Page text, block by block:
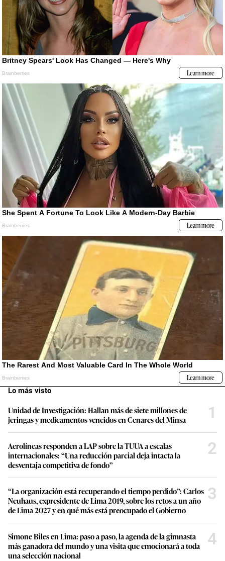
Lo más visto
Unidad de Investigación: Hallan más de siete millones de
jeringas y medicamentos vencidos en Cenares del Minsa
1
Aerolíneas responden a LAP sobre la TUUA a escalas
internacionales: “Una reducción parcial deja intacta la
desventaja competitiva de fondo”
2
“La organización está recuperando el tiempo perdido”: Carlos
Neuhaus, expresidente de Lima 2019, sobre los retos a un año
de Lima 2027 y en qué más está preocupado el Gobierno
3
Simone Biles en Lima: paso a paso, la agenda de la gimnasta
más ganadora del mundo y una visita que emocionará a toda
una selección nacional
4